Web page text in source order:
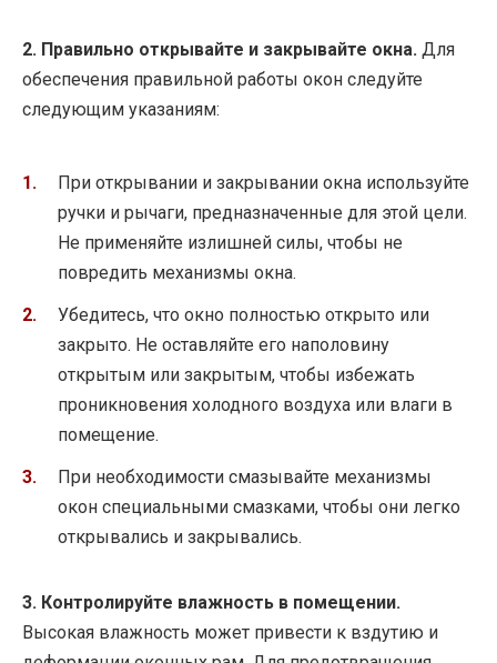
2. Правильно открывайте и закрывайте окна. Для
обеспечения правильной работы окон следуйте
следующим указаниям:
При открывании и закрывании окна используйте
ручки и рычаги, предназначенные для этой цели.
Не применяйте излишней силы, чтобы не
повредить механизмы окна.
Убедитесь, что окно полностью открыто или
закрыто. Не оставляйте его наполовину
открытым или закрытым, чтобы избежать
проникновения холодного воздуха или влаги в
помещение.
При необходимости смазывайте механизмы
окон специальными смазками, чтобы они легко
открывались и закрывались.
3. Контролируйте влажность в помещении.
Высокая влажность может привести к вздутию и